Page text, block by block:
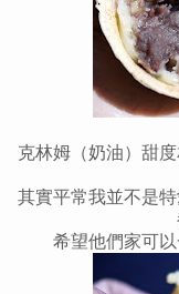
克林姆（奶油）甜
其實平常我並不是
希望他們家可